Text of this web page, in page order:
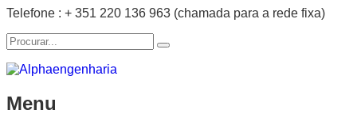
Telefone : + 351 220 136 963 (chamada para a rede fixa)
Menu